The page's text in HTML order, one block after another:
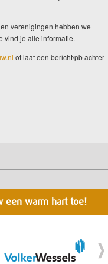
verenigingen hebben we
vind je alle informatie.
of laat een bericht/pb achter
een warm hart toe!